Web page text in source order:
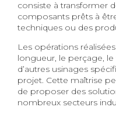
consiste à transformer
composants prêts à
techniques ou des
Les opérations
longueur, le perçage, le
d’autres usinages
projet. Cette maîtrise
de proposer des
nombreux secteurs